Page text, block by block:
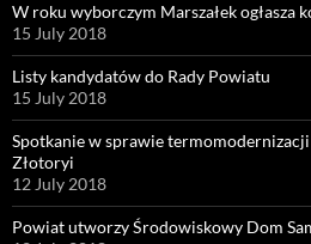
W roku wyborczym Marszałek ogłasza
15 July 2018
Listy kandydatów do Rady Powiatu
15 July 2018
Spotkanie w sprawie
Złotoryi
12 July 2018
Powiat utworzy Środowiskowy Dom